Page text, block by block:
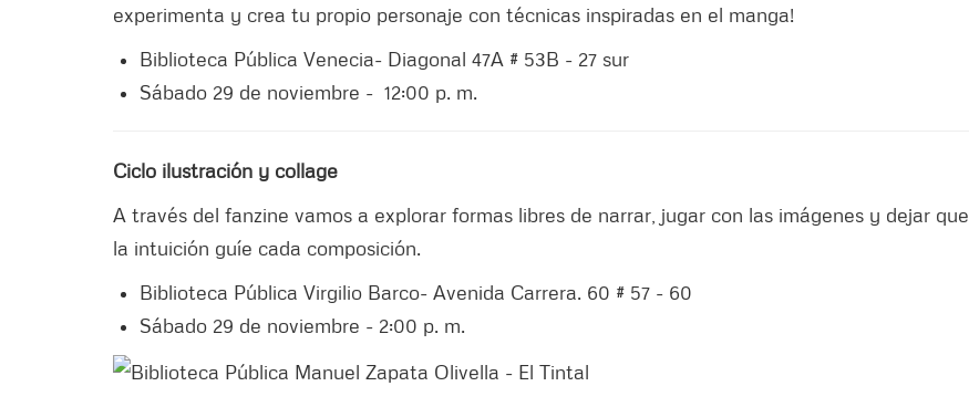
experimenta y crea tu propio personaje con técnicas inspiradas en el manga!
Biblioteca Pública Venecia- Diagonal 47A # 53B - 27 sur
Sábado 29 de noviembre - 12:00 p. m.
Ciclo ilustración y collage
A través del fanzine vamos a explorar formas libres de narrar, jugar con las imágenes y dejar que
la intuición guíe cada composición.
Biblioteca Pública Virgilio Barco- Avenida Carrera. 60 # 57 - 60
Sábado 29 de noviembre - 2:00 p. m.